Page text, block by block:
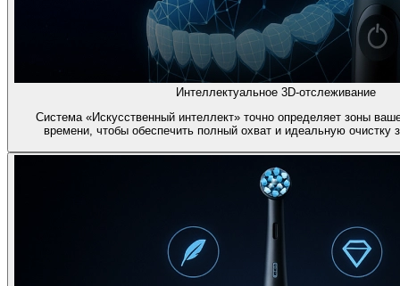
Интеллектуальное 3D-отслеживание
Система «Искусственный интеллект» точно определяет зоны
времени, чтобы обеспечить полный охват и идеальную очистку